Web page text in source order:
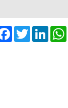
TwitterLinkedInWhatsApp